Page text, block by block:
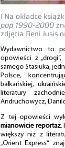
‖ Na okładce
pop 1990-2000
zdjęcia Reni Jusis
Wydawnictwo to
opowieści z „drogi”,
samego Stasiuka,
Polsce,
bałkańskiej,
literatury
Andruchowycz,
Z tej opowieści
mianowicie reportaż.
większy niż z
„Orient Express”